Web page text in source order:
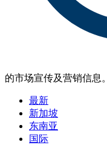
的市场宣传及营销信息。
最新
新加坡
东南亚
国际